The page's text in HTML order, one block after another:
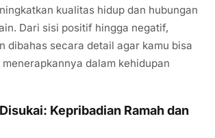
kualitas hidup dan hubungan
Dari sisi positif hingga negatif,
dibahas secara detail agar kamu bisa
menerapkannya dalam kehidupan
Kepribadian Ramah dan